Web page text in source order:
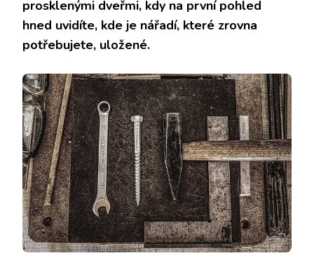
prosklenými dveřmi, kdy na první pohled
hned uvidíte, kde je nářadí, které zrovna
potřebujete, uložené.